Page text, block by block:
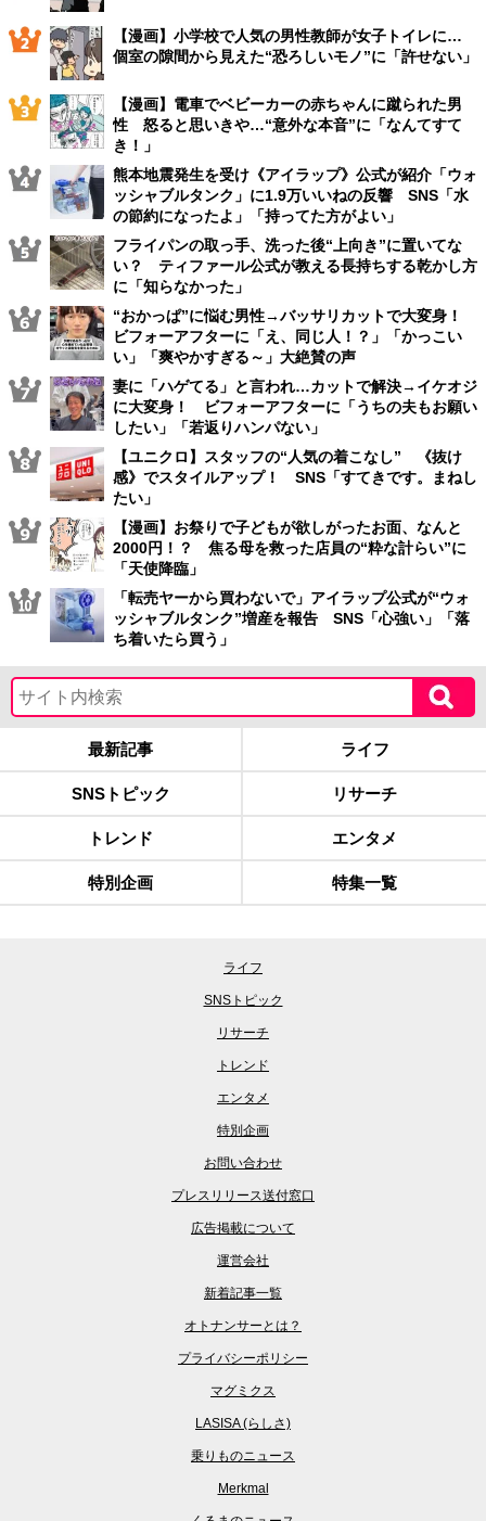
【漫画】小学校で人気の男性教師が女子トイレに…
個室の隙間から見えた“恐ろしいモノ”に「許せない」
【漫画】電車でベビーカーの赤ちゃんに蹴られた男
性 怒ると思いきや…“意外な本音”に「なんてすて
き！」
熊本地震発生を受け《アイラップ》公式が紹介「ウォ
ッシャブルタンク」に1.9万いいねの反響 SNS「水
の節約になったよ」「持ってた方がよい」
フライパンの取っ手、洗った後“上向き”に置いてな
い？ ティファール公式が教える長持ちする乾かし方
に「知らなかった」
“おかっぱ”に悩む男性→バッサリカットで大変身！
ビフォーアフターに「え、同じ人！？」「かっこい
い」「爽やかすぎる～」大絶賛の声
妻に「ハゲてる」と言われ…カットで解決→イケオジ
に大変身！ ビフォーアフターに「うちの夫もお願い
したい」「若返りハンパない」
【ユニクロ】スタッフの“人気の着こなし” 《抜け
感》でスタイルアップ！ SNS「すてきです。まねし
たい」
【漫画】お祭りで子どもが欲しがったお面、なんと
2000円！？ 焦る母を救った店員の“粋な計らい”に
「天使降臨」
「転売ヤーから買わないで」アイラップ公式が“ウォ
ッシャブルタンク”増産を報告 SNS「心強い」「落
ち着いたら買う」
最新記事 ライフ
SNSトピック リサーチ
トレンド エンタメ
特別企画 特集一覧
ライフ
SNSトピック
リサーチ
トレンド
エンタメ
特別企画
お問い合わせ
プレスリリース送付窓口
広告掲載について
運営会社
新着記事一覧
オトナンサーとは？
プライバシーポリシー
マグミクス
LASISA (らしさ)
乗りものニュース
Merkmal